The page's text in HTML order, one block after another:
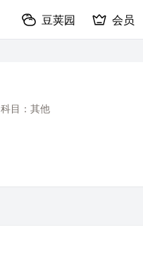
豆荚园 会员
科目：其他